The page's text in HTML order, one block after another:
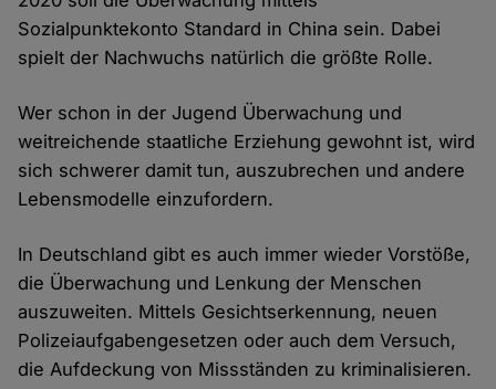
Sozialpunktekonto Standard in China sein. Dabei
spielt der Nachwuchs natürlich die größte Rolle.
Wer schon in der Jugend Überwachung und
weitreichende staatliche Erziehung gewohnt ist, wird
sich schwerer damit tun, auszubrechen und andere
Lebensmodelle einzufordern.
In Deutschland gibt es auch immer wieder Vorstöße,
die Überwachung und Lenkung der Menschen
auszuweiten. Mittels Gesichtserkennung, neuen
Polizeiaufgabengesetzen oder auch dem Versuch,
die Aufdeckung von Missständen zu kriminalisieren.